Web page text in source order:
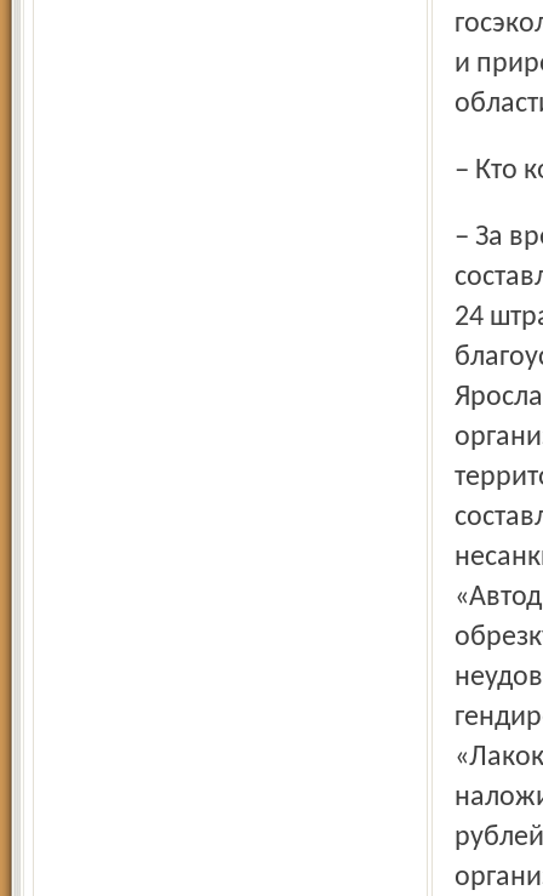
и
–
– За время проведения Дней защиты нашим комитетом
24